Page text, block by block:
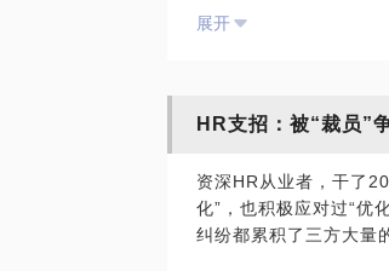
7. HR运营模式一会是
供学习和交流的人多。
不是两张皮？招聘需求
HR的工作和价值？等等
没有经历过可能没有头
展开
HR支招：被“裁员”
资深HR从业者，干了
化”，也积极应对过“优
纠纷都累积了三方大量